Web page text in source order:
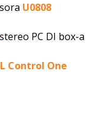
U0808
stereo PC DI box-a
Control One